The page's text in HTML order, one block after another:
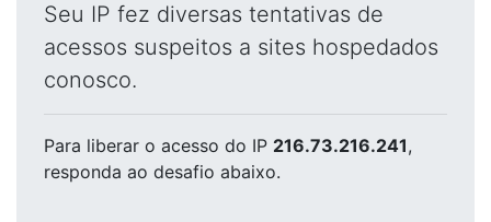
Seu IP fez diversas tentativas de
acessos suspeitos a sites hospedados
conosco.
Para liberar o acesso do IP 216.73.216.241,
responda ao desafio abaixo.